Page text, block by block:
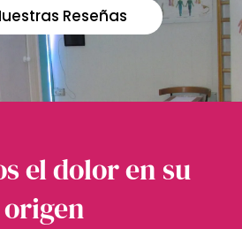
Reseñas
el dolor en su
origen